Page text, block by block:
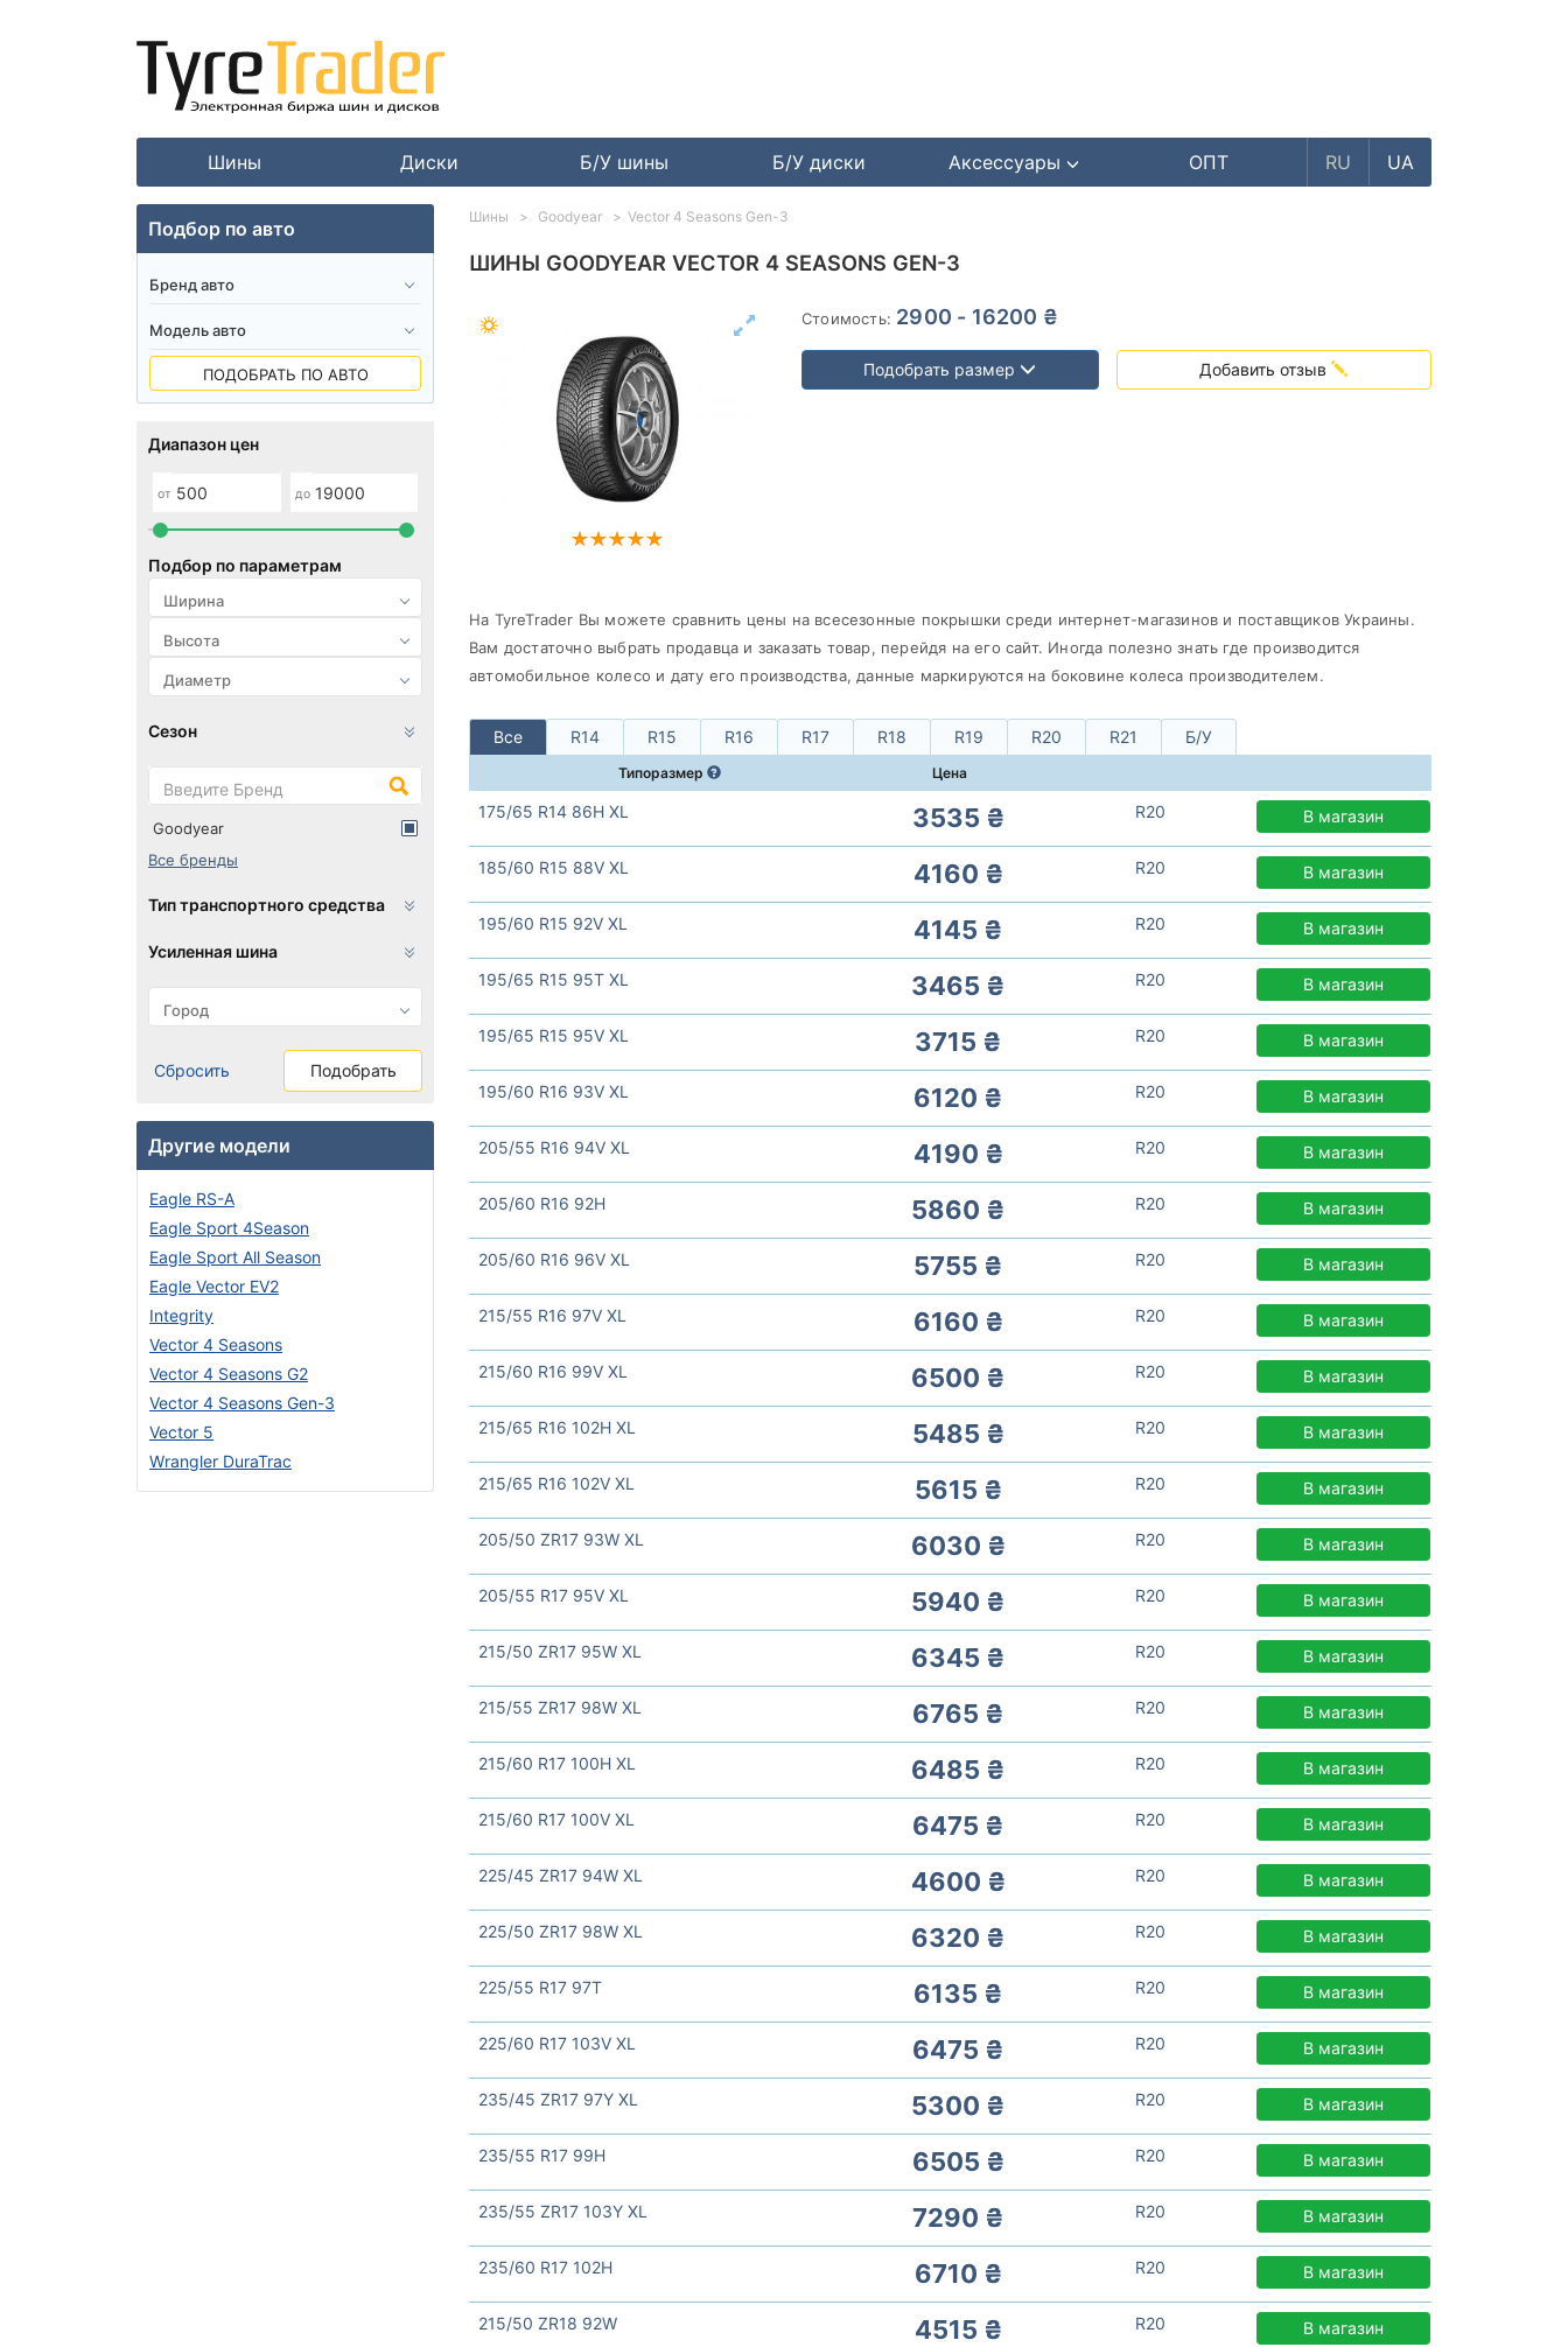
Шины Диски Б/У шины Б/У диски Аксессуары ОПТ RU UA
ШИНЫ GOODYEAR VECTOR 4 SEASONS GEN-3
Стоимость: 2900 - 16200 ₴
Подобрать размер Добавить отзыв
На TyreTrader Вы можете сравнить цены на всесезонные покрышки среди интернет-магазинов и поставщиков Украины.
Вам достаточно выбрать продавца и заказать товар, перейдя на его сайт. Иногда полезно знать где производится
автомобильное колесо и дату его производства, данные маркируются на боковине колеса производителем.
Все R14 R15 R16 R17 R18 R19 R20 R21 Б/У
Типоразмер Цена
175/65 R14 86H XL 3535 ₴ R20 В магазин
185/60 R15 88V XL 4160 ₴ R20 В магазин
195/60 R15 92V XL 4145 ₴ R20 В магазин
195/65 R15 95T XL 3465 ₴ R20 В магазин
195/65 R15 95V XL 3715 ₴ R20 В магазин
195/60 R16 93V XL 6120 ₴ R20 В магазин
205/55 R16 94V XL 4190 ₴ R20 В магазин
205/60 R16 92H 5860 ₴ R20 В магазин
205/60 R16 96V XL 5755 ₴ R20 В магазин
215/55 R16 97V XL 6160 ₴ R20 В магазин
215/60 R16 99V XL 6500 ₴ R20 В магазин
215/65 R16 102H XL 5485 ₴ R20 В магазин
215/65 R16 102V XL 5615 ₴ R20 В магазин
205/50 ZR17 93W XL 6030 ₴ R20 В магазин
205/55 R17 95V XL 5940 ₴ R20 В магазин
215/50 ZR17 95W XL 6345 ₴ R20 В магазин
215/55 ZR17 98W XL 6765 ₴ R20 В магазин
215/60 R17 100H XL 6485 ₴ R20 В магазин
215/60 R17 100V XL 6475 ₴ R20 В магазин
225/45 ZR17 94W XL 4600 ₴ R20 В магазин
225/50 ZR17 98W XL 6320 ₴ R20 В магазин
225/55 R17 97T 6135 ₴ R20 В магазин
225/60 R17 103V XL 6475 ₴ R20 В магазин
235/45 ZR17 97Y XL 5300 ₴ R20 В магазин
235/55 R17 99H 6505 ₴ R20 В магазин
235/55 ZR17 103Y XL 7290 ₴ R20 В магазин
235/60 R17 102H 6710 ₴ R20 В магазин
215/50 ZR18 92W 4515 ₴ R20 В магазин
Шины Goodyear Vector 4 Seasons Gen-3
Подбор по авто
ПОДОБРАТЬ ПО АВТО
Диапазон цен
от до
Подбор по параметрам
Сезон
Goodyear
Все бренды
Тип транспортного средства
Усиленная шина
Сбросить Подобрать
Другие модели
Eagle RS-A
Eagle Sport 4Season
Eagle Sport All Season
Eagle Vector EV2
Integrity
Vector 4 Seasons
Vector 4 Seasons G2
Vector 4 Seasons Gen-3
Vector 5
Wrangler DuraTrac